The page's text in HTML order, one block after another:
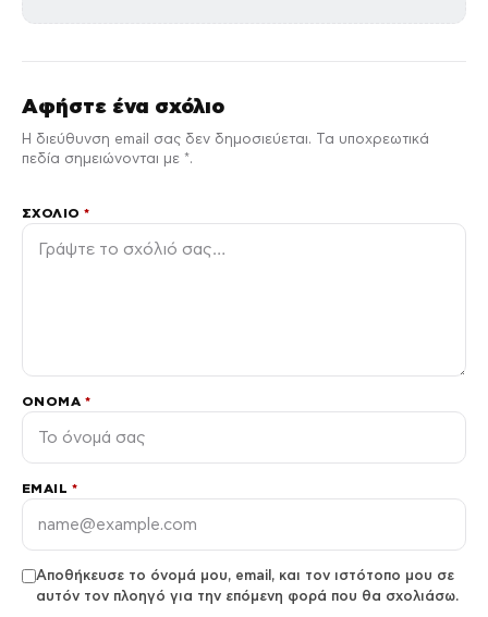
Αφήστε ένα σχόλιο
Η διεύθυνση email σας δεν δημοσιεύεται. Τα υποχρεωτικά
πεδία σημειώνονται με *.
ΣΧΌΛΙΟ*
ΌΝΟΜΑ *
EMAIL *
Αποθήκευσε το όνομά μου, email, και τον ιστότοπο μου σε
αυτόν τον πλοηγό για την επόμενη φορά που θα σχολιάσω.